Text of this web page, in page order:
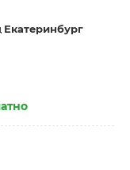
Екатеринбург